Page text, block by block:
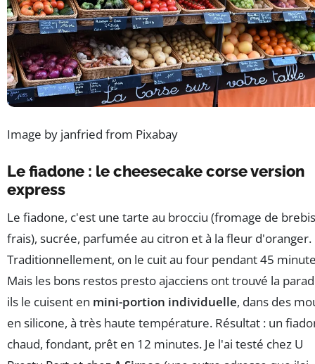
Image by janfried from Pixabay
Le fiadone : le cheesecake corse version
express
Le fiadone, c'est une tarte au brocciu (fromage de brebis
frais), sucrée, parfumée au citron et à la fleur d'oranger.
Traditionnellement, on le cuit au four pendant 45
Mais les bons restos presto ajacciens ont trouvé la
ils le cuisent en mini-portion individuelle, dans des
en silicone, à très haute température. Résultat : un
chaud, fondant, prêt en 12 minutes. Je l'ai testé chez U